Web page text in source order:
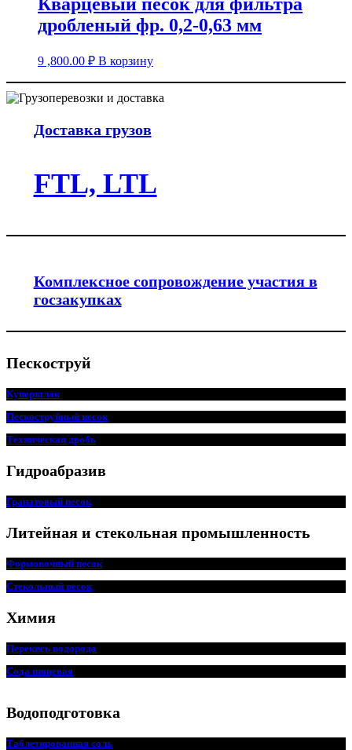
Кварцевый песок для фильтра
дробленый фр. 0,2-0,63 мм
9 ,800.00 ₽ В корзину
Доставка грузов
FTL, LTL
Комплексное сопровождение участия в
госзакупках
Пескоструй
Купершлак
Пескоструйный песок
Техническая дробь
Гидроабразив
Гранатовый песок
Литейная и стекольная промышленность
Формовочный песок
Стекольный песок
Химия
Перекись водорода
Сода пищевая
Водоподготовка
Таблетированная соль